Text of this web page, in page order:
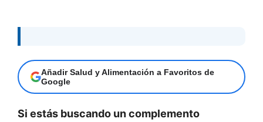
Añadir Salud y Alimentación a Favoritos de
Google
Si estás buscando un complemento